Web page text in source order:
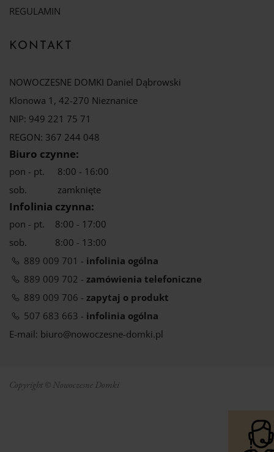
REGULAMIN
KONTAKT
NOWOCZESNE DOMKI Daniel Dąbrowski
Klonowa 1, 42-270 Nieznanice
NIP: 949 221 75 71
REGON: 367 244 048
Biuro czynne:
pon - pt.
8:00 - 16:00
sob.
zamknięte
Infolinia czynna:
pon - pt.
8:00 - 17:00
sob.
8:00 - 13:00
889 009 701 - infolinia ogólna
889 009 702 - zamówienia telefoniczne
889 009 706 - zapytaj o produkt
507 683 663 - infolinia ogólna
E-mail: biuro@nowoczesne-domki.pl
Copyright © Nowoczesne Domki